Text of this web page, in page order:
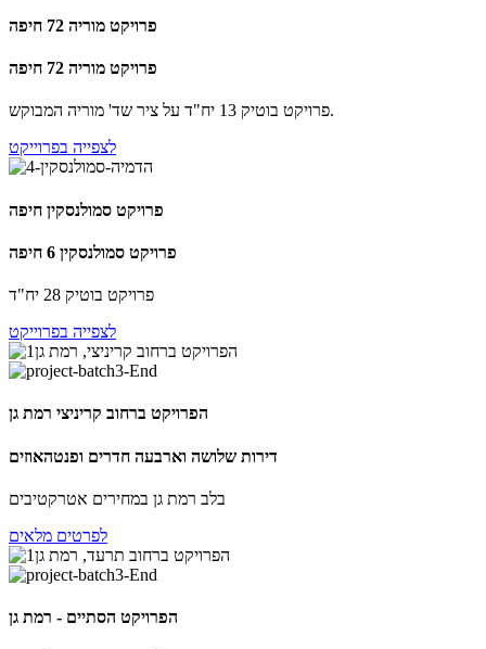
פרויקט מוריה 72 חיפה
פרויקט מוריה 72 חיפה
פרויקט בוטיק 13 יח"ד על ציר שד' מוריה המבוקש.
לצפייה בפרוייקט
פרויקט סמולנסקין חיפה
פרויקט סמולנסקין 6 חיפה
פרויקט בוטיק 28 יח"ד
לצפייה בפרוייקט
הפרויקט ברחוב קריניצי רמת גן
דירות שלושה וארבעה חדרים ופנטהאוזים
בלב רמת גן במחירים אטרקטיבים
לפרטים מלאים
הפרויקט הסתיים - רמת גן